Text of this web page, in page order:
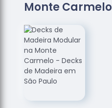
de
de Madeira
Loja de
Assoalhos
Raspagem
de
Monte Carmelo